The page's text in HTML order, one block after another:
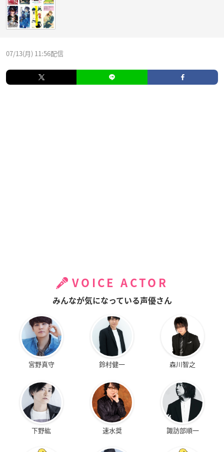
07/13(月) 11:56配信
VOICE ACTOR
みんなが気になっている声優さん
宮野真守 鈴村健一 森川智之
下野紘 速水奨 諏訪部順一